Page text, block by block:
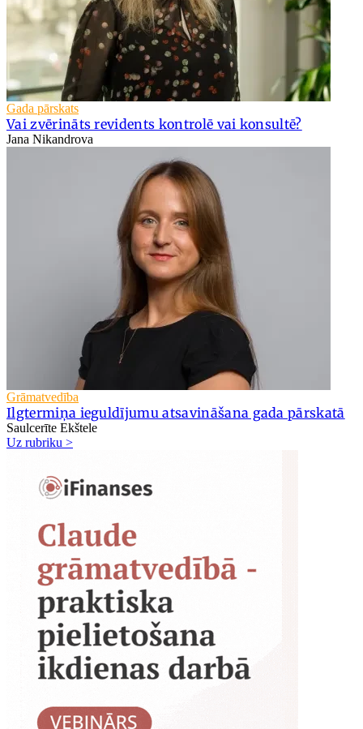
Gada pārskats
Vai zvērināts revidents kontrolē vai konsultē?
Jana Nikandrova
Grāmatvedība
Ilgtermiņa ieguldījumu atsavināšana gada pārskatā
Saulcerīte Ekštele
Uz rubriku >